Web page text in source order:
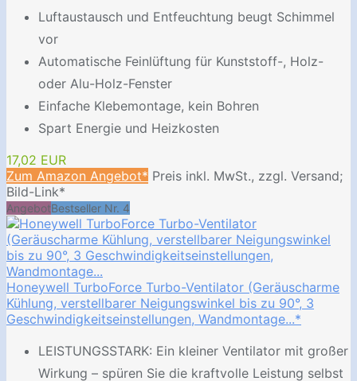
Luftaustausch und Entfeuchtung beugt Schimmel
vor
Automatische Feinlüftung für Kunststoff-, Holz-
oder Alu-Holz-Fenster
Einfache Klebemontage, kein Bohren
Spart Energie und Heizkosten
17,02 EUR
Zum Amazon Angebot* Preis inkl. MwSt., zzgl. Versand;
Bild-Link*
AngebotBestseller Nr. 4
Honeywell TurboForce Turbo-Ventilator (Geräuscharme
Kühlung, verstellbarer Neigungswinkel bis zu 90°, 3
Geschwindigkeitseinstellungen, Wandmontage...*
LEISTUNGSSTARK: Ein kleiner Ventilator mit großer
Wirkung – spüren Sie die kraftvolle Leistung selbst